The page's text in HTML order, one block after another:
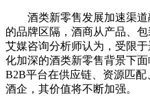
酒类新零售发展加速渠道
的品牌区隔，酒商从产品、
艾媒咨询分析师认为，受限
化加深的酒类新零售背景下
B2B平台在供应链、资源匹
酒企，其价值将不断加强。